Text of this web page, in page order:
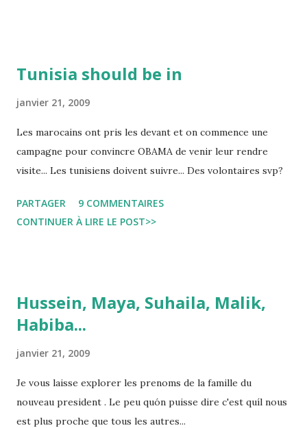
Tunisia should be in
janvier 21, 2009
Les marocains ont pris les devant et on commence une
campagne pour convincre OBAMA de venir leur rendre
visite... Les tunisiens doivent suivre... Des volontaires svp?
PARTAGER
9 COMMENTAIRES
CONTINUER À LIRE LE POST>>
Hussein, Maya, Suhaila, Malik,
Habiba...
janvier 21, 2009
Je vous laisse explorer les prenoms de la famille du
nouveau president . Le peu quón puisse dire c'est quíl nous
est plus proche que tous les autres...